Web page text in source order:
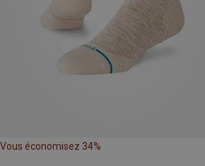
Vous économisez 34%